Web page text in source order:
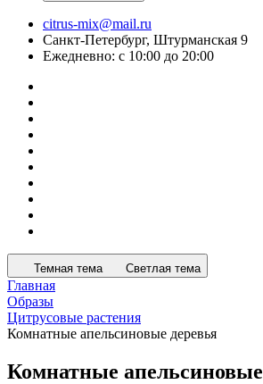
citrus-mix@mail.ru
Санкт-Петербург, Штурманская 9
Ежедневно: с 10:00 до 20:00
Темная тема Светлая тема
Главная
Образы
Цитрусовые растения
Комнатные апельсиновые деревья
Комнатные